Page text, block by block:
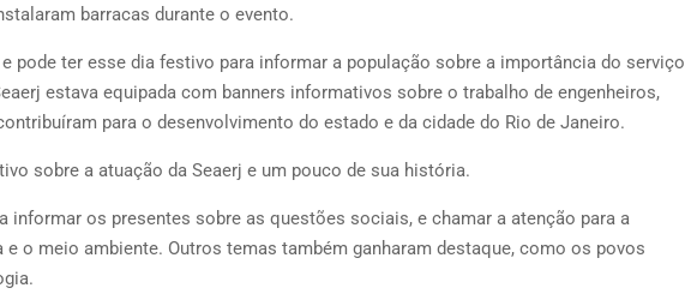
barracas durante o evento.
pode ter esse dia festivo para informar a população sobre a importância do serviço
estava equipada com banners informativos sobre o trabalho de engenheiros,
para o desenvolvimento do estado e da cidade do Rio de Janeiro.
sobre a atuação da Seaerj e um pouco de sua história.
informar os presentes sobre as questões sociais, e chamar a atenção para a
e o meio ambiente. Outros temas também ganharam destaque, como os povos